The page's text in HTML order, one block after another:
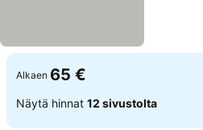
Alkaen 65 €
Näytä hinnat 12 sivustolta